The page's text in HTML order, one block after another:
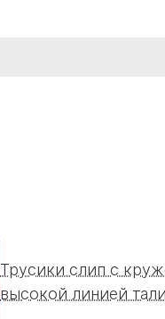
Трусики слип с
высокой линией